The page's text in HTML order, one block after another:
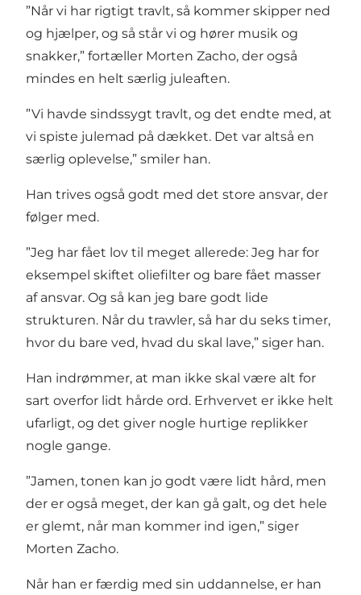
”Når vi har rigtigt travlt, så kommer skipper ned
og hjælper, og så står vi og hører musik og
snakker,” fortæller Morten Zacho, der også
mindes en helt særlig juleaften.
”Vi havde sindssygt travlt, og det endte med, at
vi spiste julemad på dækket. Det var altså en
særlig oplevelse,” smiler han.
Han trives også godt med det store ansvar, der
følger med.
”Jeg har fået lov til meget allerede: Jeg har for
eksempel skiftet oliefilter og bare fået masser
af ansvar. Og så kan jeg bare godt lide
strukturen. Når du trawler, så har du seks timer,
hvor du bare ved, hvad du skal lave,” siger han.
Han indrømmer, at man ikke skal være alt for
sart overfor lidt hårde ord. Erhvervet er ikke helt
ufarligt, og det giver nogle hurtige replikker
nogle gange.
”Jamen, tonen kan jo godt være lidt hård, men
der er også meget, der kan gå galt, og det hele
er glemt, når man kommer ind igen,” siger
Morten Zacho.
Når han er færdig med sin uddannelse, er han